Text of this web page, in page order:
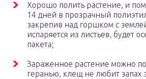
Хорошо полить растение, и
14 дней в прозрачный
закрепив над горшком с
испаряется из листьев, будет
пакета;
Зараженное растение можно
геранью, клещ не любит запах